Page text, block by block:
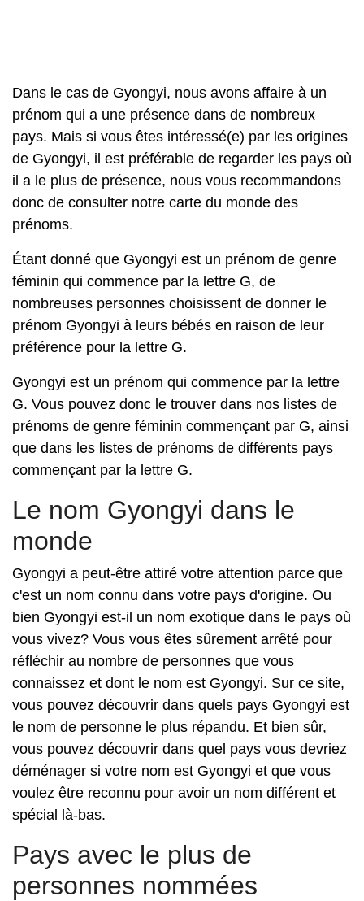
Dans le cas de Gyongyi, nous avons affaire à un
prénom qui a une présence dans de nombreux
pays. Mais si vous êtes intéressé(e) par les origines
de Gyongyi, il est préférable de regarder les pays où
il a le plus de présence, nous vous recommandons
donc de consulter notre carte du monde des
prénoms.
Étant donné que Gyongyi est un prénom de genre
féminin qui commence par la lettre G, de
nombreuses personnes choisissent de donner le
prénom Gyongyi à leurs bébés en raison de leur
préférence pour la lettre G.
Gyongyi est un prénom qui commence par la lettre
G. Vous pouvez donc le trouver dans nos listes de
prénoms de genre féminin commençant par G, ainsi
que dans les listes de prénoms de différents pays
commençant par la lettre G.
Le nom Gyongyi dans le
monde
Gyongyi a peut-être attiré votre attention parce que
c'est un nom connu dans votre pays d'origine. Ou
bien Gyongyi est-il un nom exotique dans le pays où
vous vivez? Vous vous êtes sûrement arrêté pour
réfléchir au nombre de personnes que vous
connaissez et dont le nom est Gyongyi. Sur ce site,
vous pouvez découvrir dans quels pays Gyongyi est
le nom de personne le plus répandu. Et bien sûr,
vous pouvez découvrir dans quel pays vous devriez
déménager si votre nom est Gyongyi et que vous
voulez être reconnu pour avoir un nom différent et
spécial là-bas.
Pays avec le plus de
personnes nommées